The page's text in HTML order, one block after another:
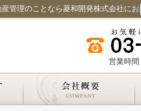
管理のことなら菱和開発株式会社に
営業時